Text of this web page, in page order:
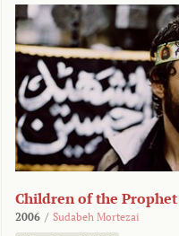
Children of the Prophet
2006 / Sudabeh Mortezai